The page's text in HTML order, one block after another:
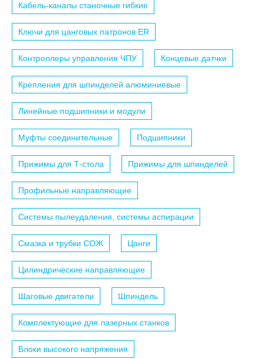
Кабель-каналы станочные гибкие
Ключи для цанговых патронов ER
Контроллеры управления ЧПУ Концевые датчки
Крепления для шпинделей алюминиевые
Линейные подшипники и модули
Муфты соединительные Подшипники
Прижимы для Т-стола Прижимы для шпинделей
Профильные направляющие
Системы пылеудаления, системы аспирации
Смазка и трубки СОЖ Цанги
Цилиндрические направляющие
Шаговые двигатели Шпиндель
Комплектующие для лазерных станков
Блоки высокого напряжения